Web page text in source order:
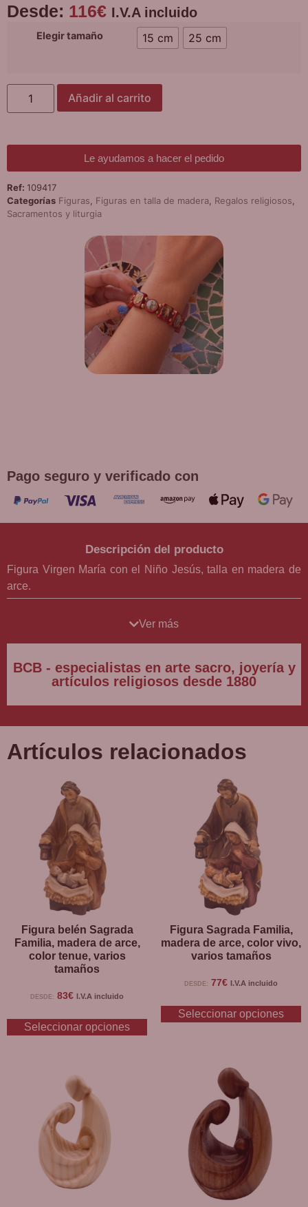
Desde: 116€ I.V.A incluido
Elegir tamaño 15 cm 25 cm
Añadir al carrito
Le ayudamos a hacer el pedido
Ref: 109417
Categorías Figuras Figuras en talla de madera Regalos religiosos
Sacramentos y liturgia
Pago seguro y verificado con
Descripción del producto
Figura Virgen María con el Niño Jesús, talla en madera de
arce.
Disponible en BCB, tienda religiosa Barcelona.
Ver más
BCB - especialistas en arte sacro, joyería y
artículos religiosos desde 1880
Artículos relacionados
Figura belén Sagrada
Familia, madera de arce,
color tenue, varios
tamaños
DESDE: 83€ I.V.A incluido
Seleccionar opciones
Figura Sagrada Familia,
madera de arce, color vivo,
varios tamaños
DESDE: 77€ I.V.A incluido
Seleccionar opciones